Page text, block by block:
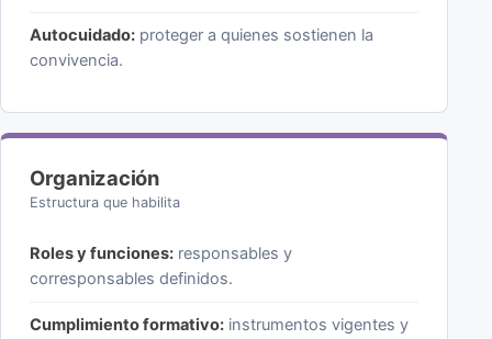
Autocuidado: proteger a quienes sostienen la
convivencia.
Organización
Estructura que habilita
Roles y funciones: responsables y
corresponsables definidos.
Cumplimiento formativo: instrumentos vigentes y